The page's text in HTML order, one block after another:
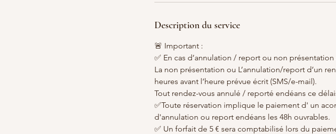
Description du service
🚨 Important :
✅ En cas d’annulation / report ou non présentation
La non présentation ou L’annulation/report d’un
heures avant l’heure prévue écrit (SMS/e-mail).
Tout rendez-vous annulé / reporté endéans ce
✅Toute réservation implique le paiement d' un
d'annulation ou report endéans les 48h ouvrables.
✅ Un forfait de 5 € sera comptabilisé lors du